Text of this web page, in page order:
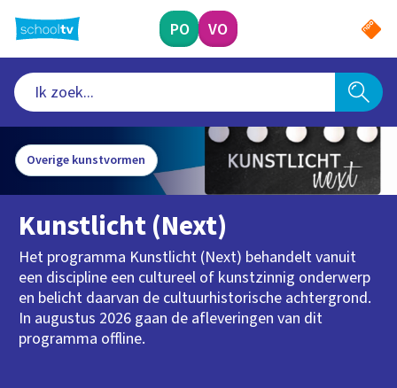
naar
hoofdinhoud
PO VO
Overige kunstvormen
Kunstlicht (Next)
Het programma Kunstlicht (Next) behandelt vanuit
een discipline een cultureel of kunstzinnig onderwerp
en belicht daarvan de cultuurhistorische achtergrond.
In augustus 2026 gaan de afleveringen van dit
programma offline.